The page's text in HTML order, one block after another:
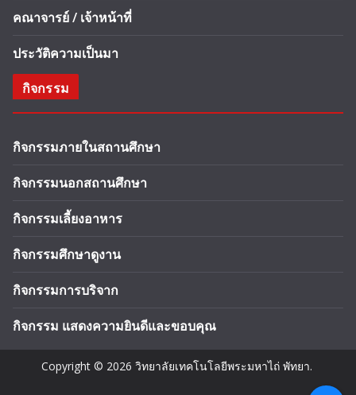
คณาจารย์ / เจ้าหน้าที่
ประวัติความเป็นมา
กิจกรรม
กิจกรรมภายในสถานศึกษา
กิจกรรมนอกสถานศึกษา
กิจกรรมเลี้ยงอาหาร
กิจกรรมศึกษาดูงาน
กิจกรรมการบริจาก
กิจกรรม แสดงความยินดีและขอบคุณ
Copyright © 2026 วิทยาลัยเทคโนโลยีพระมหาไถ่ พัทยา.